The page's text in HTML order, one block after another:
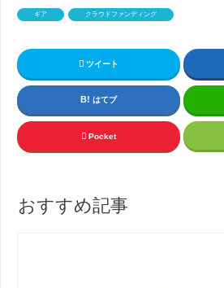
ギア クラウドファンディング
ツイート
はてブ
Pocket
おすすめ記事